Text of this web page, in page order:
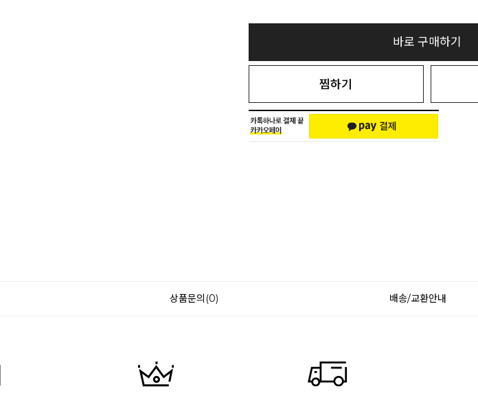
바로 구매하기
찜하기
상품문의(0) 배송/교환안내